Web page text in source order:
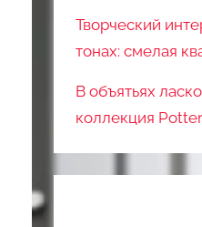
Творческий
тонах: смелая
В объятьях
коллекция